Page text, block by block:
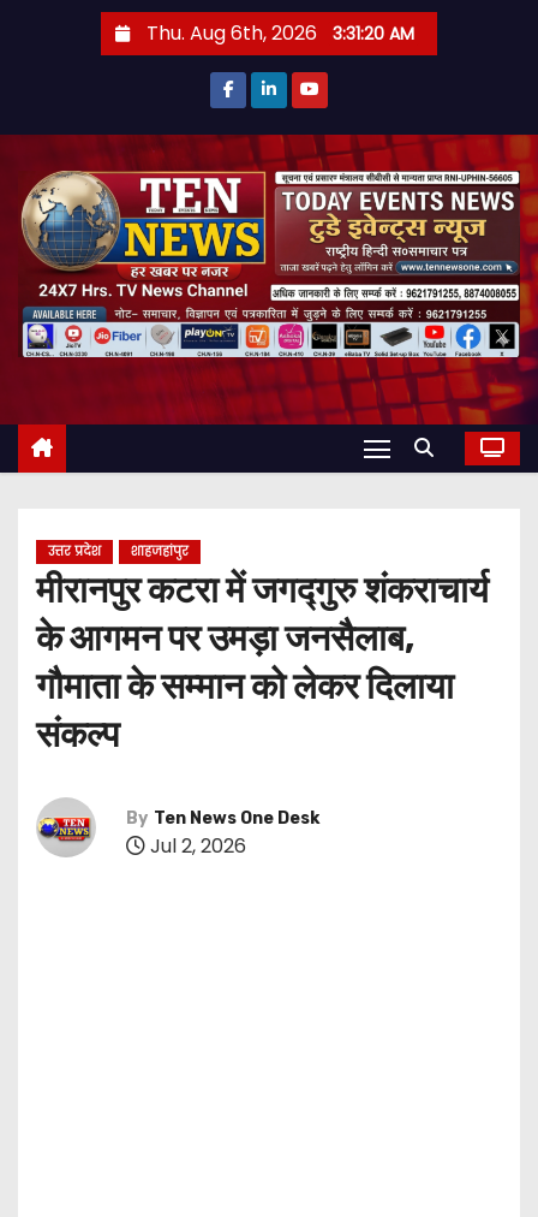
t
Thu. Aug 6th, 2026 3:31:21 AM
उत्तर प्रदेश शाहजहांपुर
मीरानपुर कटरा में जगद्गुरु शंकराचार्य
के आगमन पर उमड़ा जनसैलाब,
गौमाता के सम्मान को लेकर दिलाया
संकल्प
By Ten News One Desk
Jul 2, 2026